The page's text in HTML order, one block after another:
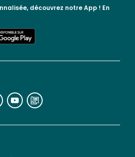
lien vers l'espace réseaux sociaux lien vers le blog la redoute
découvrez notre App ! En